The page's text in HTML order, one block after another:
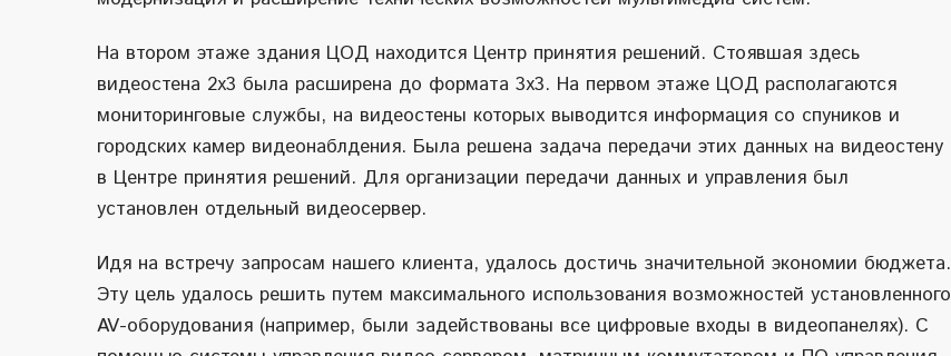
На втором этаже здания ЦОД находится Центр принятия решений. Стоявшая здесь
видеостена 2х3 была расширена до формата 3х3. На первом этаже ЦОД располагаются
мониторинговые службы, на видеостены которых выводится информация со спуников и
городских камер видеонаблдения. Была решена задача передачи этих данных на видеостену
в Центре принятия решений. Для организации передачи данных и управления был
установлен отдельный видеосервер.
Идя на встречу запросам нашего клиента, удалось достичь значительной экономии бюджета.
Эту цель удалось решить путем максимального использования возможностей установленного
AV-оборудования (например, были задействованы все цифровые входы в видеопанелях). С